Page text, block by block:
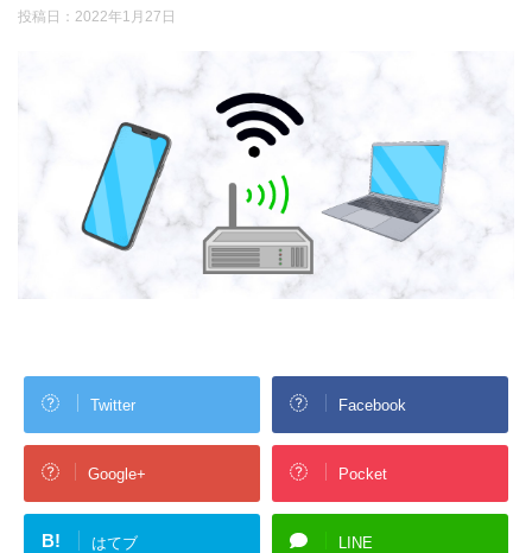
投稿日： 2022年1月27日
Twitter Facebook
Google+ Pocket
B! はてブ LINE